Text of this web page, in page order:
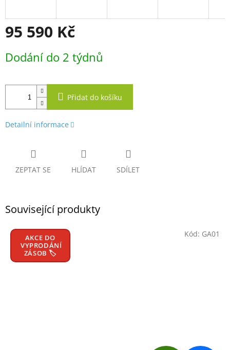
95 590 Kč
cena:
Dodání do 2 týdnů
Přidat do košíku
Detailní informace
ZEPTAT SE HLÍDAT SDÍLET
Související produkty
AKCE DO
VYPRODÁNÍ
ZÁSOB 🏷️
Kód: GA01